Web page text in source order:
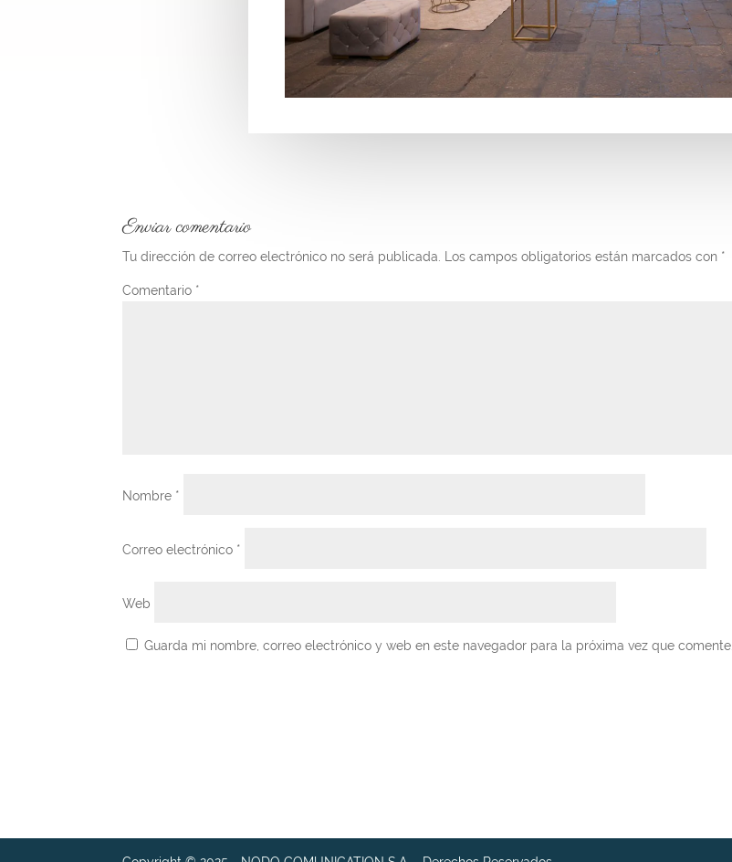
Enviar comentario
Tu dirección de correo electrónico no será publicada. Los campos obligatorios están marcados con *
Comentario *
Nombre *
Correo electrónico *
Web
Guarda mi nombre, correo electrónico y web en este navegador para la próxima vez que comente.